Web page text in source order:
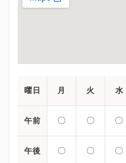
曜日 月 火 水
午前 〇 〇 〇
午後 〇 〇 〇